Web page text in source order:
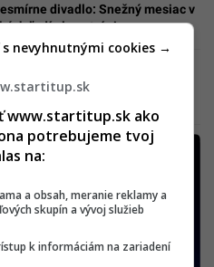
divadlo: Snežný mesiac v
ľudí ale potrápi
zatmenie. Má byť najdlhšie za
www.startitup.sk ako
potrebujeme tvoj
na:
a obsah, meranie reklamy a
skupín a vývoj služieb
k informáciám na zariadení
s nevyhnutnými cookies →